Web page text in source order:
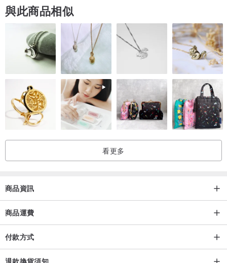
與此商品相似
看更多
商品資訊
商品運費
付款方式
退款換貨須知